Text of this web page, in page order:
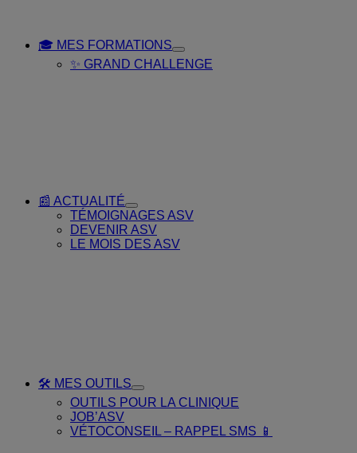
🎓 MES FORMATIONS
Toggle
Submenu
✨ GRAND CHALLENGE
📰 ACTUALITÉ
Toggle
Submenu
for
📰
TÉMOIGNAGES ASV
DEVENIR ASV
LE MOIS DES ASV
🛠️ MES OUTILS
Toggle
Submenu
🛠️
OUTILS POUR LA CLINIQUE
JOB’ASV
VÉTOCONSEIL – RAPPEL SMS 📱